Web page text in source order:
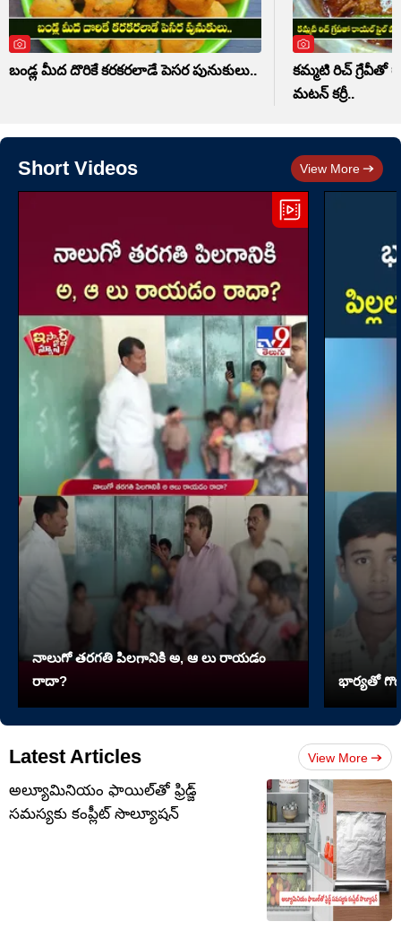
బండ్ల మీద దొరికే కరకరలాడే పెసర పునుకులు..
కమ్మటి రిచ్
మటన్ కర్రీ..
Short Videos View More
నాలుగో త‌ర‌గతి పిలగానికి అ, ఆ లు రాయ‌డం
రాదా?
భార్యతో
Latest Articles View More
అల్యూమినియం ఫాయిల్‌తో ఫ్రిడ్జ్
సమస్యకు కంప్లీట్ సొల్యూషన్